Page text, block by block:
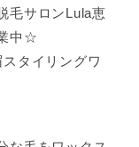
毛サロンLula恵
中☆
タイリングワ